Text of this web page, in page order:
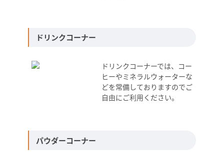
ドリンクコーナー
ドリンクコーナーでは、コー
ヒーやミネラルウォーターな
どを常備しておりますのでご
自由にご利用ください。
パウダーコーナー